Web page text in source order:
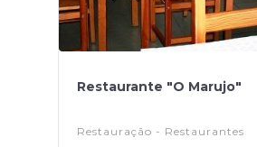
Restaurante "O Marujo"
Restauração - Restaurantes